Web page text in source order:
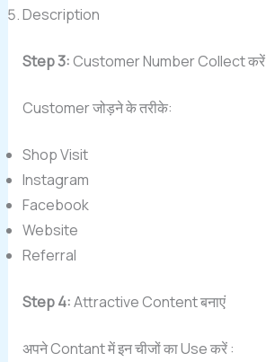
Description
Step 3: Customer Number Collect करें
Customer जोड़ने के तरीके:
Shop Visit
Instagram
Facebook
Website
Referral
Step 4:Attractive Content बनाएं
अपने Contant में इन चीजों का Use करें :